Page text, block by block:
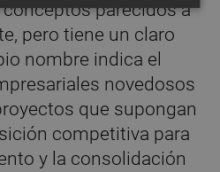
parecidos a
pero tiene un claro
nombre indica el
novedosos
que supongan
competitiva para
y la consolidación